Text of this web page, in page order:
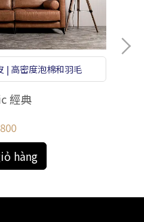
| 高密度泡棉和羽毛
經典
hàng